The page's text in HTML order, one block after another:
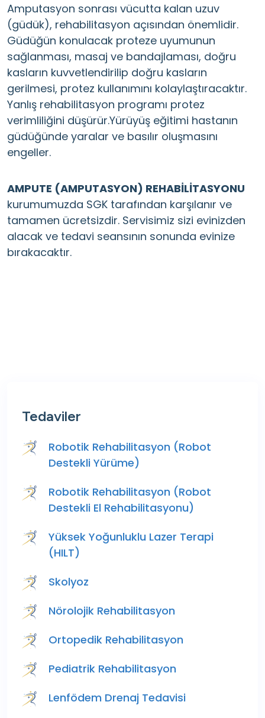
Amputasyon sonrası vücutta kalan uzuv
(güdük), rehabilitasyon açısından önemlidir.
Güdüğün konulacak proteze uyumunun
sağlanması, masaj ve bandajlaması, doğru
kasların kuvvetlendirilip doğru kasların
gerilmesi, protez kullanımını kolaylaştıracaktır.
Yanlış rehabilitasyon programı protez
verimliliğini düşürür.Yürüyüş eğitimi hastanın
güdüğünde yaralar ve basılır oluşmasını
engeller.
AMPUTE (AMPUTASYON) REHABİLİTASYONU
kurumumuzda SGK tarafından karşılanır ve
tamamen ücretsizdir. Servisimiz sizi evinizden
alacak ve tedavi seansının sonunda evinize
bırakacaktır.
Tedaviler
Robotik Rehabilitasyon (Robot
Destekli Yürüme)
Robotik Rehabilitasyon (Robot
Destekli El Rehabilitasyonu)
Yüksek Yoğunluklu Lazer Terapi
(HILT)
Skolyoz
Nörolojik Rehabilitasyon
Ortopedik Rehabilitasyon
Pediatrik Rehabilitasyon
Lenfödem Drenaj Tedavisi